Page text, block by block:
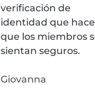
verificación de
identidad que
que los miembros
sientan seguros.
Giovanna